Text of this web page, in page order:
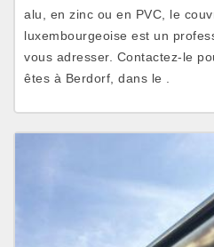
alu, en zinc ou en PVC, le
luxembourgeoise est un
vous adresser. Contactez-le
êtes à Berdorf, dans le .